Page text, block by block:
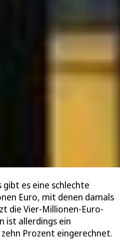
gibt es eine schlechte
Euro, mit denen damals
die Vier-Millionen-Euro-
ist allerdings ein
Prozent eingerechnet.